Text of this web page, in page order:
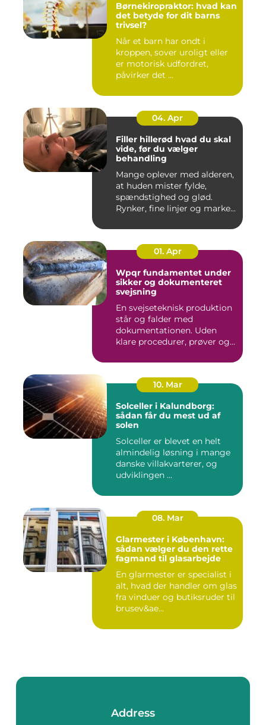
Børnekiropraktor: hvad kan
det betyde for dit barns
trivsel?
Når et barn har ondt i
kroppen, sover uroligt eller
er motorisk udfordret,
påvirker det ...
04. Apr
Filler hillerød hvad du skal
vide, før du vælger
behandling
Mange oplever med alderen,
at huden mister fylde,
spændstighed og glød.
Rynker, fine linjer og marke...
01. Apr
Wpqr fundamentet under
sikker og dokumenteret
svejsning
En svejseteknisk produktion
står og falder med
dokumentationen. Uden
klare procedurer, prøver og
10. Mar
Solceller i Kalundborg:
sådan får du mest ud af
solen
Solceller er blevet en helt
almindelig løsning i mange
danske villakvarterer, og
udviklingen ...
08. Mar
Glarmester i København:
sådan vælger du den rette
fagmand til glasarbejde
En glarmester er specialist i
alt, hvad der handler om glas
fra vinduer og butiksruder til
brusev&ae...
Address